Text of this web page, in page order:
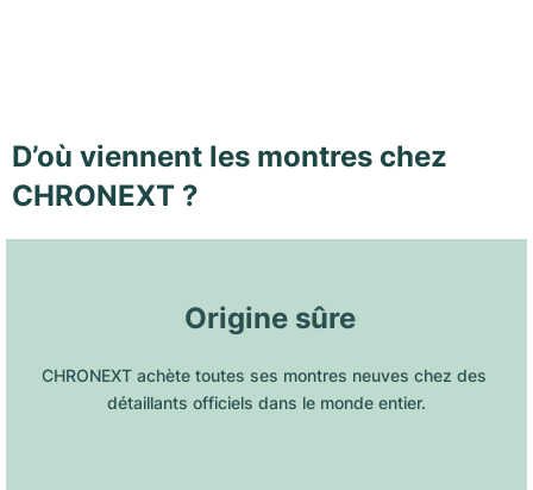
D’où viennent les montres chez
CHRONEXT ?
Origine sûre
CHRONEXT achète toutes ses montres neuves chez des
détaillants officiels dans le monde entier.